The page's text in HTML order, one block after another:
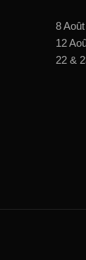
8 Août
12
22 &